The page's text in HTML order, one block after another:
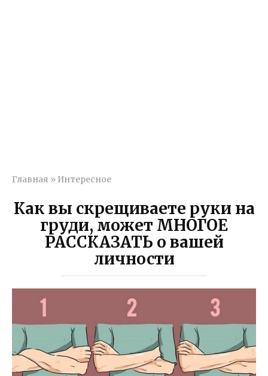
Главная » Интересное
Как вы скрещиваете руки на
груди, может МНОГОЕ
РАССКАЗАТЬ о вашей
личности